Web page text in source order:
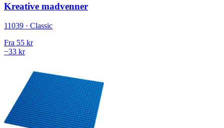
Kreative madvenner
11039 · Classic
Fra 55 kr
−33 kr